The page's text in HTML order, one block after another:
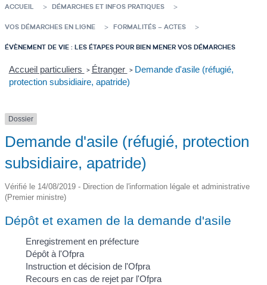
ACCUEIL DÉMARCHES ET INFOS PRATIQUES
VOS DÉMARCHES EN LIGNE FORMALITÉS – ACTES
ÉVÈNEMENT DE VIE : LES ÉTAPES POUR BIEN MENER VOS DÉMARCHES
Accueil particuliers > Étranger > Demande d'asile (réfugié,
protection subsidiaire, apatride)
Dossier
Demande d'asile (réfugié, protection
subsidiaire, apatride)
Vérifié le 14/08/2019 - Direction de l'information légale et administrative
(Premier ministre)
Dépôt et examen de la demande d'asile
Enregistrement en préfecture
Dépôt à l'Ofpra
Instruction et décision de l'Ofpra
Recours en cas de rejet par l'Ofpra